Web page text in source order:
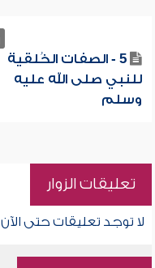
5 - الصفات الخُلقية
للنبي صلى الله عليه
وسلم
تعليقات الزوار
لا توجد تعليقات حتى الآن